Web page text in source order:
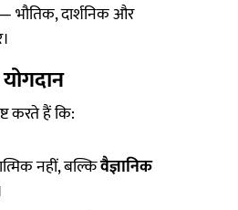
भौतिक, दार्शनिक और
करते हैं कि:
नहीं, बल्किवैज्ञानिक